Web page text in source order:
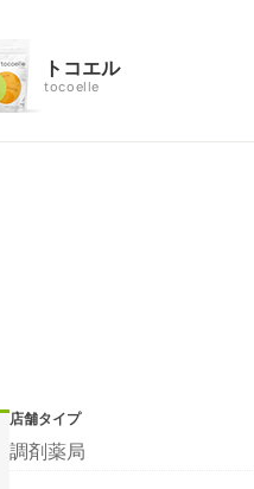
トコエル
tocoelle
店舗タイプ
調剤薬局